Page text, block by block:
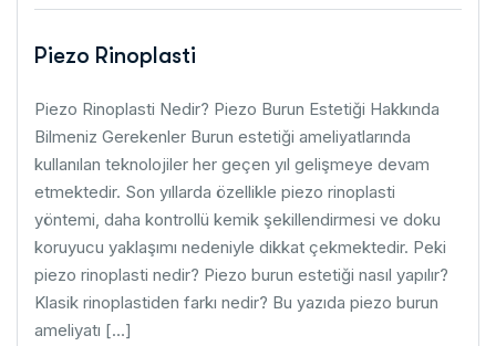
Piezo Rinoplasti
Piezo Rinoplasti Nedir? Piezo Burun Estetiği Hakkında
Bilmeniz Gerekenler Burun estetiği ameliyatlarında
kullanılan teknolojiler her geçen yıl gelişmeye devam
etmektedir. Son yıllarda özellikle piezo rinoplasti
yöntemi, daha kontrollü kemik şekillendirmesi ve doku
koruyucu yaklaşımı nedeniyle dikkat çekmektedir. Peki
piezo rinoplasti nedir? Piezo burun estetiği nasıl yapılır?
Klasik rinoplastiden farkı nedir? Bu yazıda piezo burun
ameliyatı […]